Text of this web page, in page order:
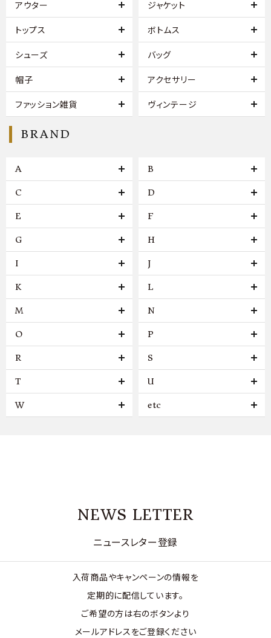
アウター ジャケット
トップス ボトムス
シューズ バッグ
帽子 アクセサリー
ファッション雑貨 ヴィンテージ
BRAND
A B
C D
E F
G H
I J
K L
M N
O P
R S
T U
W etc
NEWS LETTER
ニュースレター登録
入荷商品やキャンペーンの情報を
定期的に配信しています。
ご希望の方は右のボタンより
メールアドレスをご登録ください